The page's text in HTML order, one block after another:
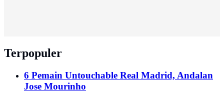
Terpopuler
6 Pemain Untouchable Real Madrid, Andalan
Jose Mourinho